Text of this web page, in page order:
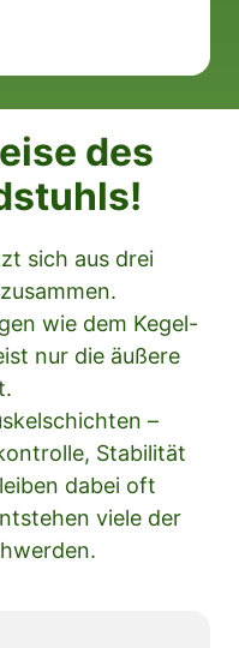
des
sich aus drei
wie dem Kegel-
nur die äußere
–
Stabilität
dabei oft
viele der